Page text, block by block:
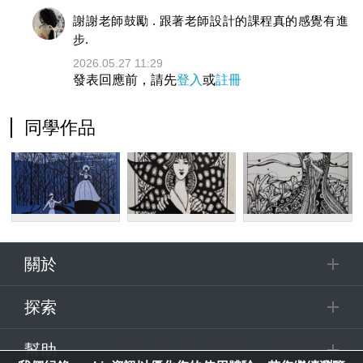
謝謝老師鼓勵 . 跟著老師設計的課程真的感覺有進
步.
2026.05.27 11:29
發表回應前，請先登入或註冊
同學作品
關於
探索
幫助